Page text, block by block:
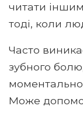
читати
тоді, коли
Часто
зубного
моментально
Може